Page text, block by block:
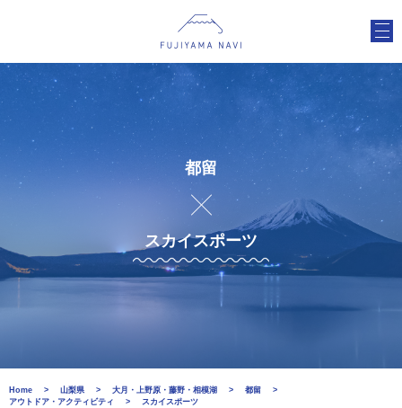
都留
スカイスポーツ
Home 山梨県 大月・上野原・藤野・相模湖
都留
アウトドア・アクティビティ
スカイスポーツ